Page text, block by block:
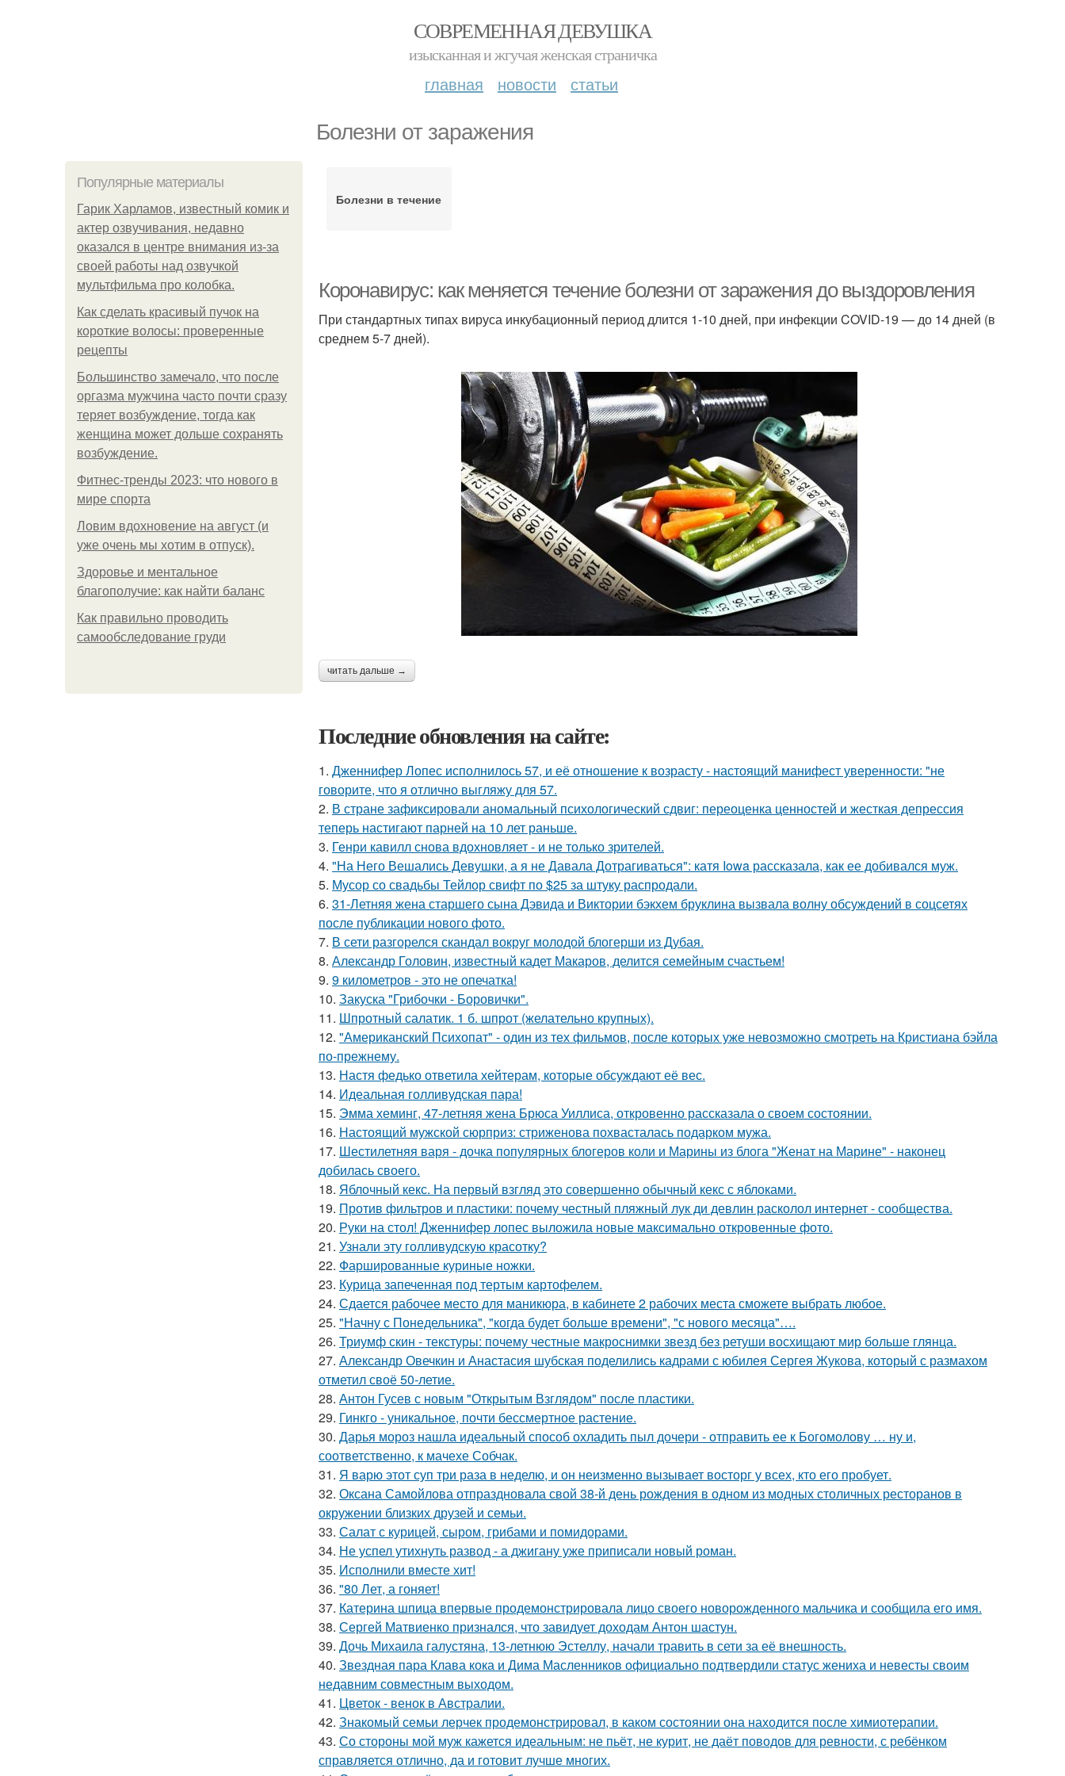
СОВРЕМЕННАЯ ДЕВУШКА
изысканная и жгучая женская страничка
главная новости статьи
Болезни от заражения
Популярные материалы
Гарик Харламов, известный комик и
актер озвучивания, недавно
оказался в центре внимания из-за
своей работы над озвучкой
мультфильма про колобка.
Как сделать красивый пучок на
короткие волосы: проверенные
рецепты
Большинство замечало, что после
оргазма мужчина часто почти сразу
теряет возбуждение, тогда как
женщина может дольше сохранять
возбуждение.
Фитнес-тренды 2023: что нового в
мире спорта
Ловим вдохновение на август (и
уже очень мы хотим в отпуск).
Здоровье и ментальное
благополучие: как найти баланс
Как правильно проводить
самообследование груди
Болезни в течение
Коронавирус: как меняется течение болезни от заражения до выздоровления
При стандартных типах вируса инкубационный период длится 1-10 дней, при инфекции COVID-19 — до 14 дней (в
среднем 5-7 дней).
читать дальше →
Последние обновления на сайте:
1. Дженнифер Лопес исполнилось 57, и её отношение к возрасту - настоящий манифест уверенности: "не
говорите, что я отлично выгляжу для 57.
2. В стране зафиксировали аномальный психологический сдвиг: переоценка ценностей и жесткая депрессия
теперь настигают парней на 10 лет раньше.
3. Генри кавилл снова вдохновляет - и не только зрителей.
4. "На Него Вешались Девушки, а я не Давала Дотрагиваться": катя Iowa рассказала, как ее добивался муж.
5. Мусор со свадьбы Тейлор свифт по $25 за штуку распродали.
6. 31-Летняя жена старшего сына Дэвида и Виктории бэкхем бруклина вызвала волну обсуждений в соцсетях
после публикации нового фото.
7. В сети разгорелся скандал вокруг молодой блогерши из Дубая.
8. Александр Головин, известный кадет Макаров, делится семейным счастьем!
9. 9 километров - это не опечатка!
10. Закуска "Грибочки - Боровички".
11. Шпротный салатик. 1 б. шпрот (желательно крупных).
12. "Американский Психопат" - один из тех фильмов, после которых уже невозможно смотреть на Кристиана бэйла
по-прежнему.
13. Настя федько ответила хейтерам, которые обсуждают её вес.
14. Идеальная голливудская пара!
15. Эмма хеминг, 47-летняя жена Брюса Уиллиса, откровенно рассказала о своем состоянии.
16. Настоящий мужской сюрприз: стриженова похвасталась подарком мужа.
17. Шестилетняя варя - дочка популярных блогеров коли и Марины из блога "Женат на Марине" - наконец
добилась своего.
18. Яблочный кекс. На первый взгляд это совершенно обычный кекс с яблоками.
19. Против фильтров и пластики: почему честный пляжный лук ди девлин расколол интернет - сообщества.
20. Руки на стол! Дженнифер лопес выложила новые максимально откровенные фото.
21. Узнали эту голливудскую красотку?
22. Фаршированные куриные ножки.
23. Курица запеченная под тертым картофелем.
24. Сдается рабочее место для маникюра, в кабинете 2 рабочих места сможете выбрать любое.
25. "Начну с Понедельника", "когда будет больше времени", "с нового месяца"….
26. Триумф скин - текстуры: почему честные макроснимки звезд без ретуши восхищают мир больше глянца.
27. Александр Овечкин и Анастасия шубская поделились кадрами с юбилея Сергея Жукова, который с размахом
отметил своё 50-летие.
28. Антон Гусев с новым "Открытым Взглядом" после пластики.
29. Гинкго - уникальное, почти бессмертное растение.
30. Дарья мороз нашла идеальный способ охладить пыл дочери - отправить ее к Богомолову … ну и,
соответственно, к мачехе Собчак.
31. Я варю этот суп три раза в неделю, и он неизменно вызывает восторг у всех, кто его пробует.
32. Оксана Самойлова отпраздновала свой 38-й день рождения в одном из модных столичных ресторанов в
окружении близких друзей и семьи.
33. Салат с курицей, сыром, грибами и помидорами.
34. Не успел утихнуть развод - а джигану уже приписали новый роман.
35. Исполнили вместе хит!
36. "80 Лет, а гоняет!
37. Катерина шпица впервые продемонстрировала лицо своего новорожденного мальчика и сообщила его имя.
38. Сергей Матвиенко признался, что завидует доходам Антон шастун.
39. Дочь Михаила галустяна, 13-летнюю Эстеллу, начали травить в сети за её внешность.
40. Звездная пара Клава кока и Дима Масленников официально подтвердили статус жениха и невесты своим
недавним совместным выходом.
41. Цветок - венок в Австралии.
42. Знакомый семьи лерчек продемонстрировал, в каком состоянии она находится после химиотерапии.
43. Со стороны мой муж кажется идеальным: не пьёт, не курит, не даёт поводов для ревности, с ребёнком
справляется отлично, да и готовит лучше многих.